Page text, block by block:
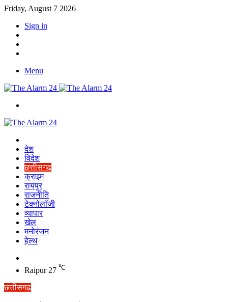
Friday, August 7 2026
Sign in
Menu
देश
विदेश
छत्तीसगढ़
क्राइम
रायपुर
राजनीति
टेक्नोलॉजी
व्यापार
खेल
मनोरंजन
हेल्थ
skin
Raipur 27 ℃
छत्तीसगढ़